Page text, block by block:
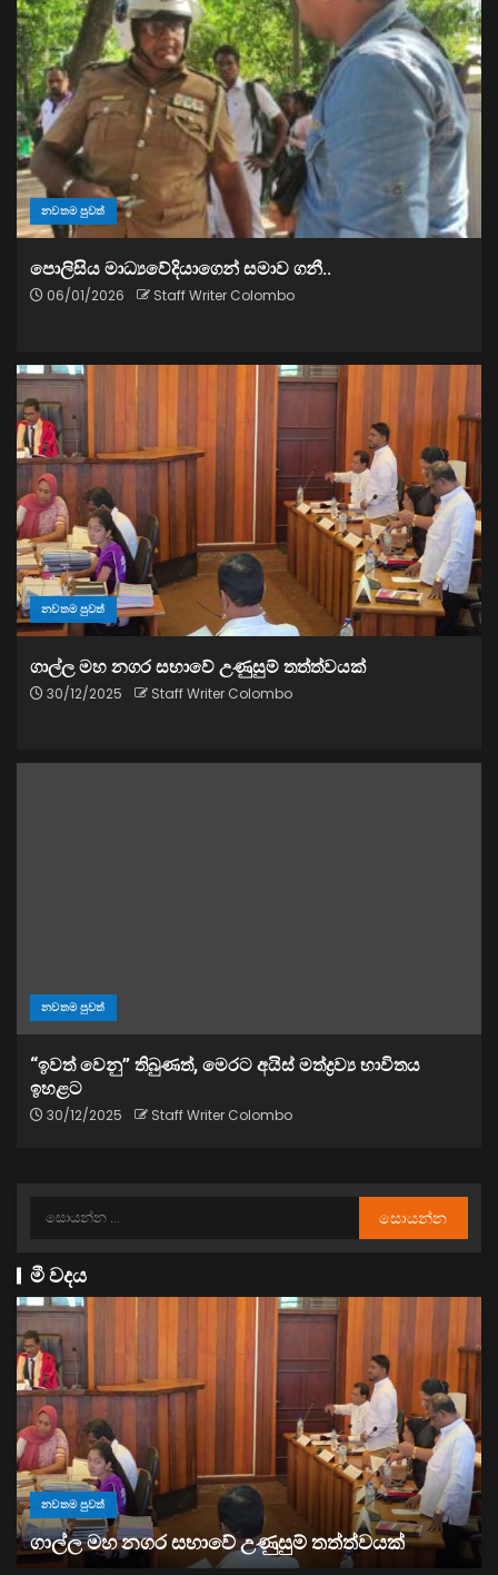
නවතම පුවත්
පොලිසිය මාධ්‍යවේදියාගෙන් සමාව ගනී..
06/01/2026 Staff Writer Colombo
නවතම පුවත්
ගාල්ල මහ නගර සභාවේ උණුසුම් තත්ත්වයක්
30/12/2025 Staff Writer Colombo
නවතම පුවත්
“ඉවත් වෙනු” තිබුණත්, මෙරට අයිස් මත්ද්‍රව්‍ය භාවිතය
ඉහළට
30/12/2025 Staff Writer Colombo
මී වදය
නවතම පුවත්
“ඉවත් වෙනු” තිබුණත්, මෙරට අයිස් මත්ද්‍රව්‍ය භාවිතය
ඉහළට